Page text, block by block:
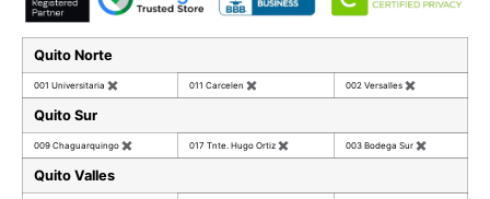
Quito Norte
001 Universitaria ✖ 011 Carcelen ✖ 002 Versalles ✖
Quito Sur
009 Chaguarquingo ✖ 017 Tnte. Hugo Ortiz ✖ 003 Bodega Sur ✖
Quito Valles